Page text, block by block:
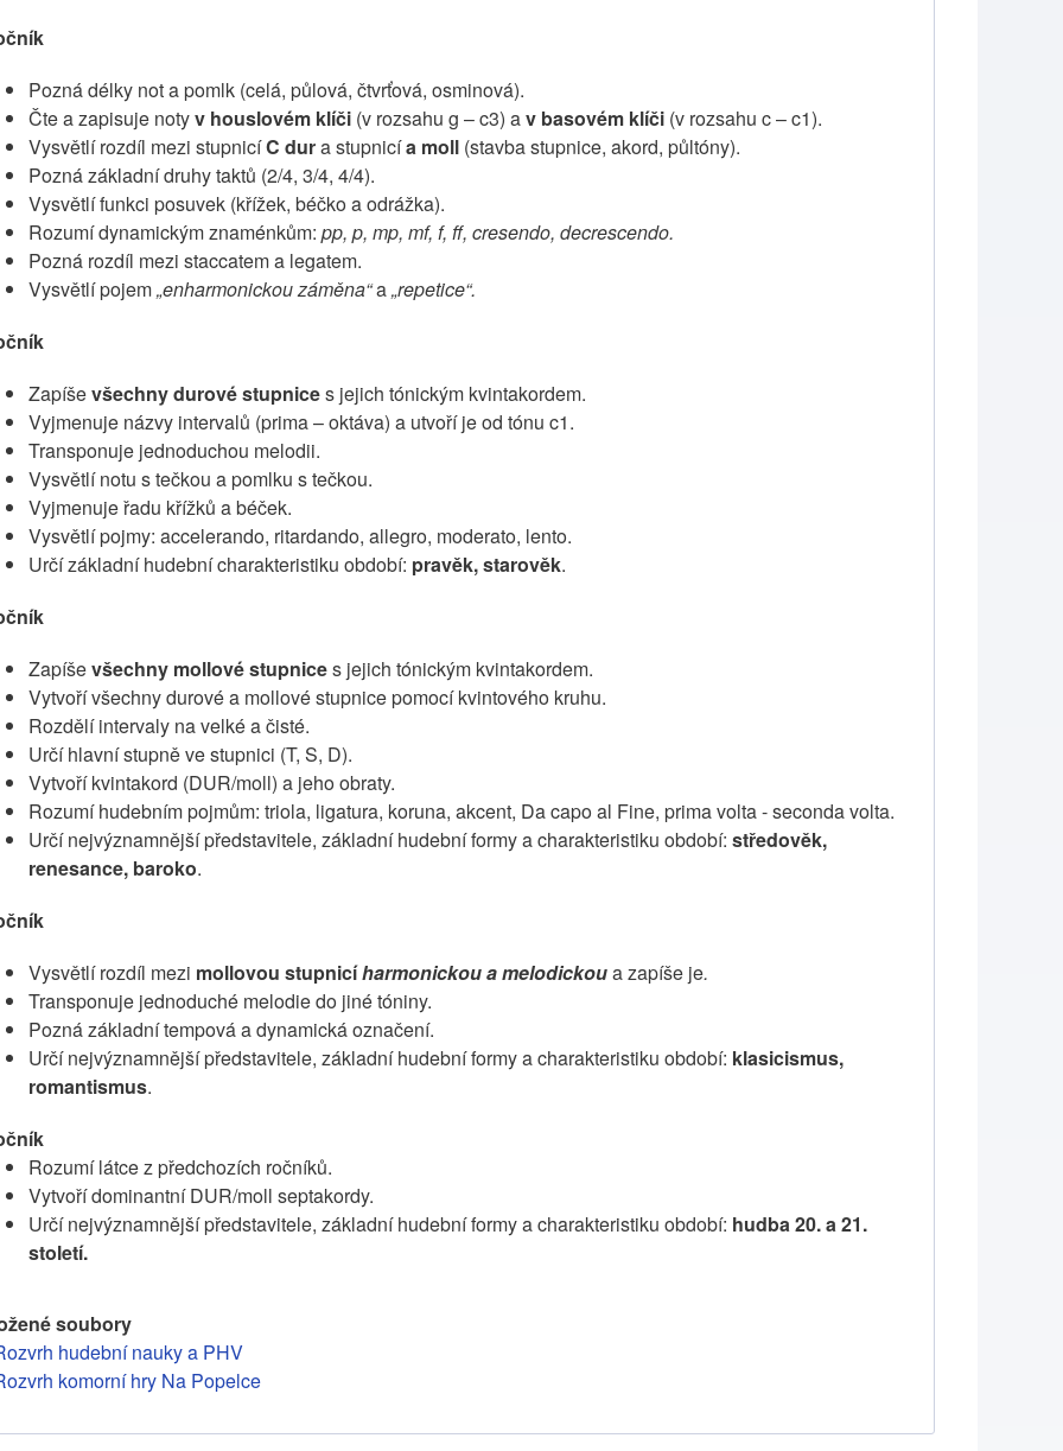
Pozná délky not a pomlk (celá, půlová, čtvrťová, osminová).
Čte a zapisuje notyv houslovém klíči (v rozsahu g – c3) av basovém klíči (v rozsahu c – c1).
Vysvětlí rozdíl mezi stupnicíC dura stupnicía moll (stavba stupnice, akord, půltóny).
Pozná základní druhy taktů (2/4, 3/4, 4/4).
Vysvětlí funkci posuvek (křížek, béčko a odrážka).
Rozumí dynamickým znaménkům: pp, p, mp, mf, f, ff, cresendo, decrescendo.
Pozná rozdíl mezi staccatem a legatem.
Vysvětlí pojem„enharmonickou záměna“a„repetice“.
Zapíševšechny durové stupnices jejich tónickým kvintakordem.
Vyjmenuje názvy intervalů (prima – oktáva) a utvoří je od tónu c1.
Transponuje jednoduchou melodii.
Vysvětlí notu s tečkou a pomlku s tečkou.
Vyjmenuje řadu křížků a béček.
Vysvětlí pojmy: accelerando, ritardando, allegro, moderato, lento.
Určí základní hudební charakteristiku období: pravěk, starověk.
Zapíševšechny mollové stupnices jejich tónickým kvintakordem.
Vytvoří všechny durové a mollové stupnice pomocí kvintového kruhu.
Rozdělí intervaly na velké a čisté.
Určí hlavní stupně ve stupnici (T, S, D).
Vytvoří kvintakord (DUR/moll) a jeho obraty.
Rozumí hudebním pojmům: triola, ligatura, koruna, akcent, Da capo al Fine, prima volta - seconda volta.
Určí nejvýznamnější představitele, základní hudební formy a charakteristiku období: středověk,
renesance, baroko.
Vysvětlí rozdíl mezi mollovou stupnicíharmonickou a melodickoua zapíše je.
Transponuje jednoduché melodie do jiné tóniny.
Pozná základní tempová a dynamická označení.
Určí nejvýznamnější představitele, základní hudební formy a charakteristiku období: klasicismus,
romantismus.
Rozumí látce z předchozích ročníků.
Vytvoří dominantní DUR/moll septakordy.
Určí nejvýznamnější představitele, základní hudební formy a charakteristiku období: hudba 20. a 21.
století.
soubory
hudební nauky a PHV
komorní hry Na Popelce